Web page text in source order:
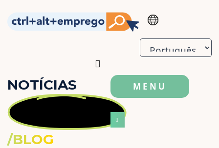
MENU
NOTÍCIAS
/BLOG